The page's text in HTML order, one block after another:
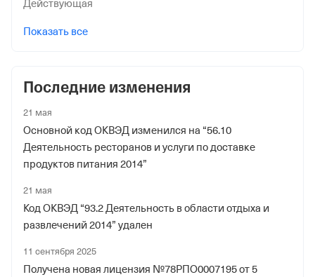
Действующая
Показать все
Последние изменения
21 мая
Основной код ОКВЭД изменился на “56.10
Деятельность ресторанов и услуги по доставке
продуктов питания 2014”
21 мая
Код ОКВЭД “93.2 Деятельность в области отдыха и
развлечений 2014” удален
11 сентября 2025
Получена новая лицензия №78РПО0007195 от 5